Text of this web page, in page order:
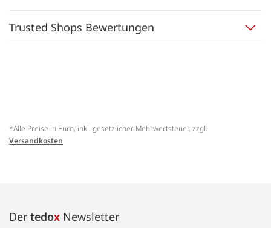
Trusted Shops Bewertungen
*Alle Preise in Euro, inkl. gesetzlicher Mehrwertsteuer, zzgl.
Versandkosten
Der tedox Newsletter